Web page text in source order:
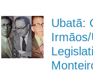
Ubatã: